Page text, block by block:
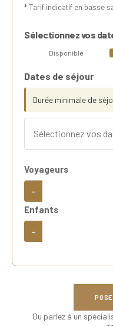
* Tarif indicatif en basse
Sélectionnez vos
Disponible
Dates de séjour
Durée minimale de
Voyageurs
-
Enfants
-
Ou parlez à un